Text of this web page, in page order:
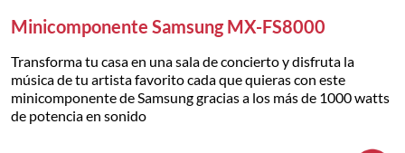
Minicomponente Samsung MX-FS8000
Transforma tu casa en una sala de concierto y disfruta la
música de tu artista favorito cada que quieras con este
minicomponente de Samsung gracias a los más de 1000 watts
de potencia en sonido